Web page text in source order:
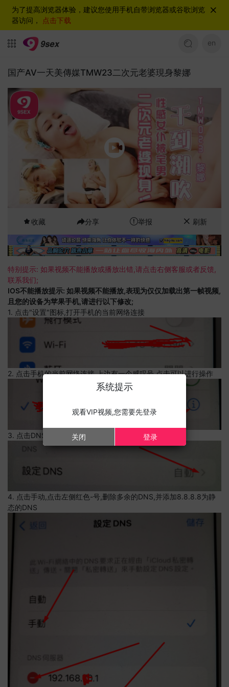
为了提高浏览器体验，建议您使用手机自带浏览器或谷歌浏览
器访问， 点击下载
en
国产AV一天美傳媒TMW23二次元老婆現身黎娜
收藏 分享 举报 刷新
特别提示: 如果视频不能播放或播放出错,请点击右侧客服或者反馈,
联系我们;
IOS不能播放提示: 如果视频不能播放,表现为仅仅加载出第一帧视频,
且您的设备为苹果手机,请进行以下修改;
1. 点击"设置"图标,打开手机的当前网络连接
2. 点击手机的当前网络连接,上边有一个感叹号,点击可以进行操作
3. 点击DNS设置
4. 点击手动,点击左侧红色-号,删除多余的DNS,并添加8.8.8.8为静
态的DNS
系统提示
观看VIP视频,您需要先登录
关闭 登录